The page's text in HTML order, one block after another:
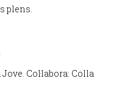
plens.
Col·labora: Colla